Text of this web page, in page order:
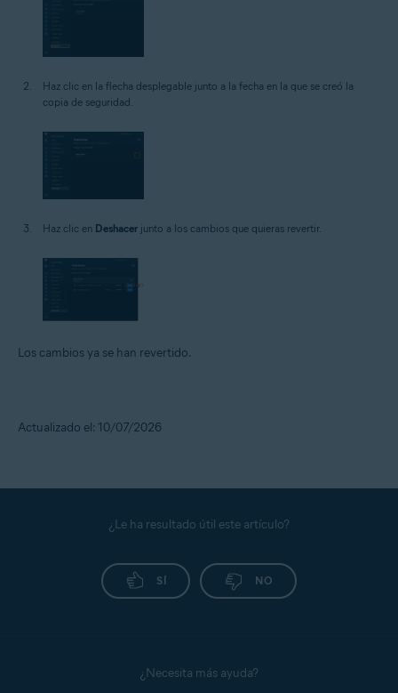
Haz clic en la flecha desplegable junto a la fecha en la que se creó la
copia de seguridad.
Haz clic en Deshacer junto a los cambios que quieras revertir.
Los cambios ya se han revertido.
Actualizado el: 10/07/2026
¿Le ha resultado útil este artículo?
SÍ NO
¿Necesita más ayuda?